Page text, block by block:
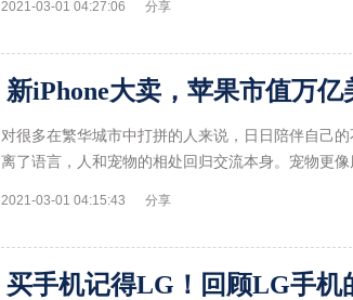
2021-03-01 04:27:06 分享
新iPhone大卖，苹果市值万
对很多在繁华城市中打拼的人来说，日日陪伴自己
离了语言，人和宠物的相处回归交流本身。宠物更
2021-03-01 04:15:43 分享
买手机记得LG！回顾LG手机